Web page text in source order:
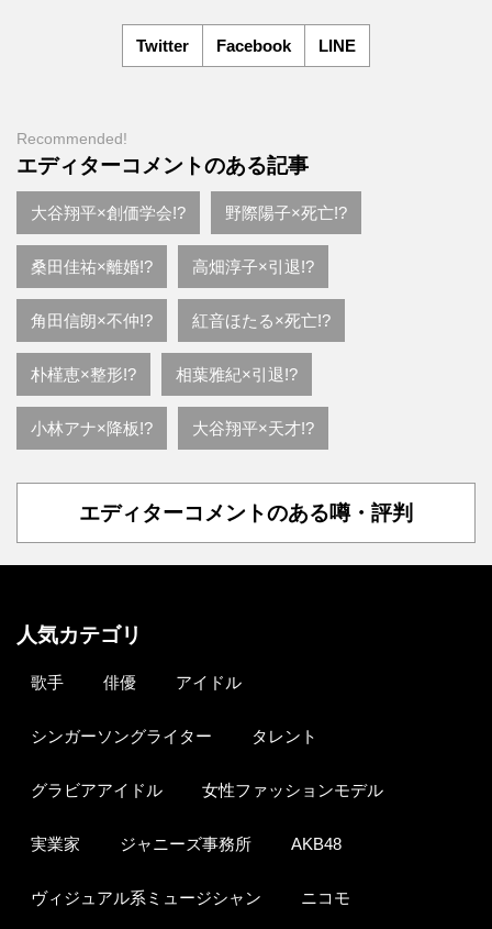
Twitter Facebook LINE
Recommended!
エディターコメントのある記事
大谷翔平×創価学会!? 野際陽子×死亡!?
桑田佳祐×離婚!? 高畑淳子×引退!?
角田信朗×不仲!? 紅音ほたる×死亡!?
朴槿恵×整形!? 相葉雅紀×引退!?
小林アナ×降板!? 大谷翔平×天才!?
エディターコメントのある噂・評判
人気カテゴリ
歌手 俳優 アイドル
シンガーソングライター タレント
グラビアアイドル 女性ファッションモデル
実業家 ジャニーズ事務所 AKB48
ヴィジュアル系ミュージシャン ニコモ